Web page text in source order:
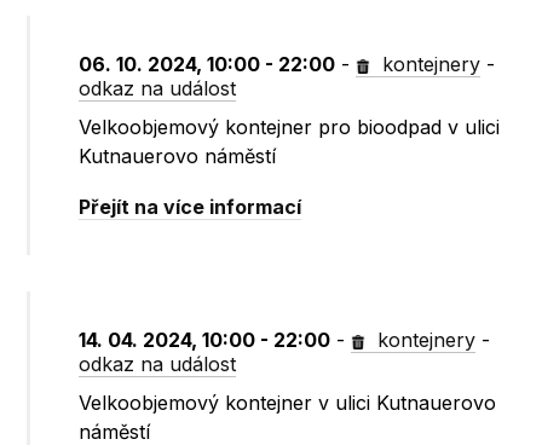
06. 10. 2024, 10:00 - 22:00 - kontejnery -
odkaz na událost
Velkoobjemový kontejner pro bioodpad v ulici
Kutnauerovo náměstí
Přejít na více informací
14. 04. 2024, 10:00 - 22:00 - kontejnery -
odkaz na událost
Velkoobjemový kontejner v ulici Kutnauerovo
náměstí